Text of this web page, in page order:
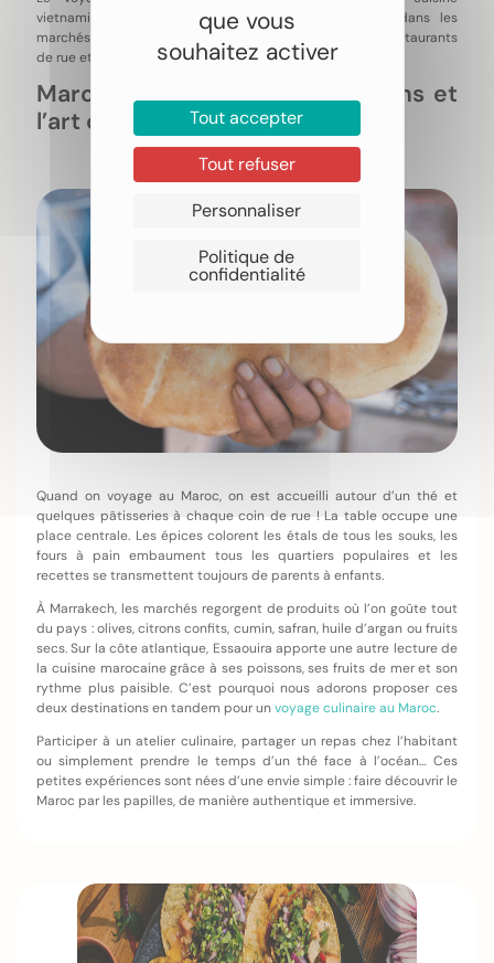
que vous
souhaitez activer
Tout accepter
Tout refuser
Personnaliser
Politique de
confidentialité
vietnamienne s’expérimente partout. Elle se décline dans les
marchés flottants, les échoppes familiales, les petits restaurants
de rue et les cours de cuisine organisés chez l’habitant.
Maroc : des épices, des parfums et
l’art de recevoir
Quand on voyage au Maroc, on est accueilli autour d’un thé et
quelques pâtisseries à chaque coin de rue ! La table occupe une
place centrale. Les épices colorent les étals de tous les souks, les
fours à pain embaument tous les quartiers populaires et les
recettes se transmettent toujours de parents à enfants.
À Marrakech, les marchés regorgent de produits où l’on goûte tout
du pays : olives, citrons confits, cumin, safran, huile d’argan ou fruits
secs. Sur la côte atlantique, Essaouira apporte une autre lecture de
la cuisine marocaine grâce à ses poissons, ses fruits de mer et son
rythme plus paisible. C’est pourquoi nous adorons proposer ces
deux destinations en tandem pour unvoyage culinaire au Maroc.
Participer à un atelier culinaire, partager un repas chez l’habitant
ou simplement prendre le temps d’un thé face à l’océan… Ces
petites expériences sont nées d’une envie simple : faire découvrir le
Maroc par les papilles, de manière authentique et immersive.